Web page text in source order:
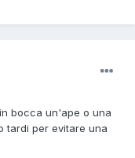
bocca un'ape o una
tardi per evitare una